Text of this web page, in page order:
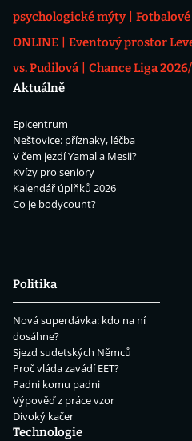
psychologické mýty
ONLINE
Eventový prostor
vs. Pudilová
Chance Liga
Aktuálně
Epicentrum
Neštovice: příznaky, léčba
V čem jezdí Yamal a Mesii?
Kvízy pro seniory
Kalendář úplňků 2026
Co je bodycount?
Politika
Nová superdávka: kdo na ní
dosáhne?
Sjezd sudetských Němců
Proč vláda zavádí EET?
Padni komu padni
Výpověď z práce vzor
Divoký kačer
Technologie